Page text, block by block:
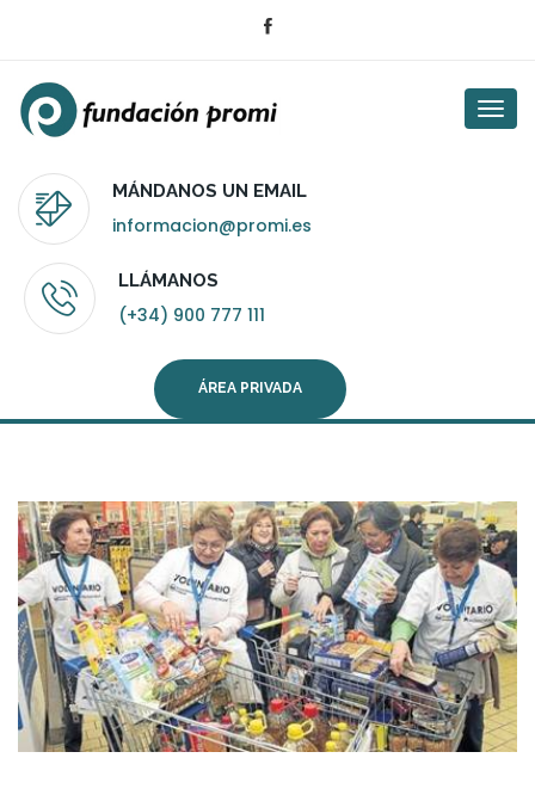
MÁNDANOS UN EMAIL
informacion@promi.es
LLÁMANOS
(+34) 900 777 111
ÁREA PRIVADA